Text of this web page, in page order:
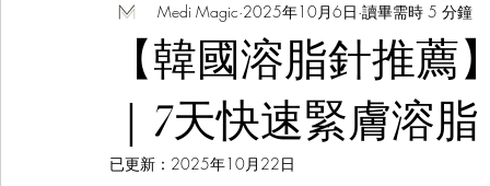
【韓國溶脂針推
｜7天快速緊膚溶
Medi Magic 2025年10月6日 讀畢需時 5 分鐘
已更新： 2025年10月22日